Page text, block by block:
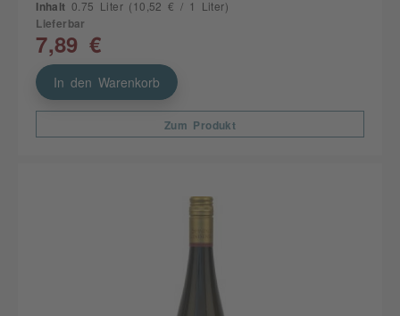
Inhalt 0.75 Liter (10,52 € / 1 Liter)
Lieferbar
7,89 €
In den Warenkorb
Zum Produkt